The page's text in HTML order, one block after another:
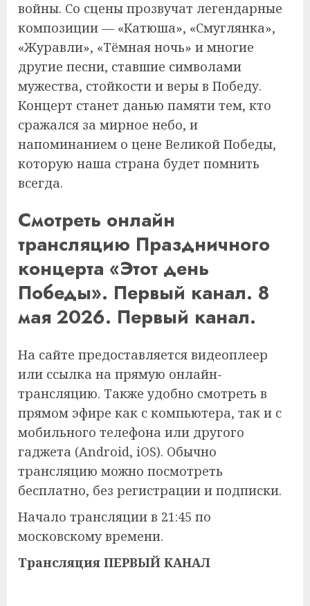
войны. Со сцены прозвучат легендарные
композиции — «Катюша», «Смуглянка»,
«Журавли», «Тёмная ночь» и многие
другие песни, ставшие символами
мужества, стойкости и веры в Победу.
Концерт станет данью памяти тем, кто
сражался за мирное небо, и
напоминанием о цене Великой Победы,
которую наша страна будет помнить
всегда.
Смотреть онлайн
трансляцию Праздничного
концерта «Этот день
Победы». Первый канал. 8
мая 2026. Первый канал.
На сайте предоставляется видеоплеер
или ссылка на прямую онлайн-
трансляцию. Также удобно смотреть в
прямом эфире как с компьютера, так и с
мобильного телефона или другого
гаджета (Android, iOS). Обычно
трансляцию можно посмотреть
бесплатно, без регистрации и подписки.
Начало трансляции в 21:45 по
московскому времени.
Трансляция ПЕРВЫЙ КАНАЛ